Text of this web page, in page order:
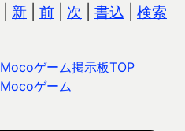
新 前 次 書込 検索
Mocoゲーム掲示板TOP
Mocoゲーム